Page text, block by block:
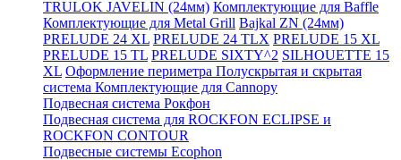
TRULOK JAVELIN (24мм) Комплектующие для Baffle
Комплектующие для Metal Grill Bajkal ZN (24мм)
PRELUDE 24 XL PRELUDE 24 TLX PRELUDE 15 XL
PRELUDE 15 TL PRELUDE SIXTY^2 SILHOUETTE 15
XL Оформление периметра Полускрытая и скрытая
система Комплектующие для Cannopy
Подвесная система Рокфон
Подвесная система для ROCKFON ECLIPSE и
ROCKFON CONTOUR
Подвесные системы Ecophon